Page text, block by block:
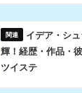
イデア・シ
輝！経歴・作品・
ツイステ